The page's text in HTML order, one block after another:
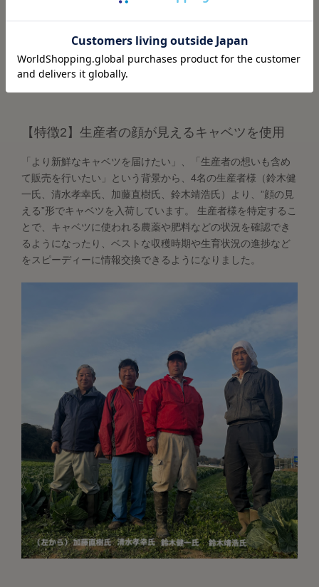
【特徴2】生産者の顔が見えるキャベツを使用
「より新鮮なキャベツを届けたい」、「生産者の想いも含め
て販売を行いたい」という背景から、4名の生産者様（鈴木健
一氏、清水孝幸氏、加藤直樹氏、鈴木靖浩氏）より、”顔の見
える”形でキャベツを入荷しています。 生産者様を特定するこ
とで、キャベツに使われる農薬や肥料などの状況を確認でき
るようになったり、ベストな収穫時期や生育状況の進捗など
をスピーディーに情報交換できるようになりました。